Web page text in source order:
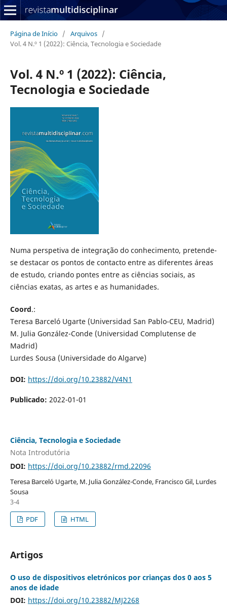
Página de Início / Arquivos /
Vol. 4 N.º 1 (2022): Ciência, Tecnologia e Sociedade
Vol. 4 N.º 1 (2022): Ciência,
Tecnologia e Sociedade
Numa perspetiva de integração do conhecimento, pretende-
se destacar os pontos de contacto entre as diferentes áreas
de estudo, criando pontes entre as ciências sociais, as
ciências exatas, as artes e as humanidades.
Coord.:
Teresa Barceló Ugarte (Universidad San Pablo-CEU, Madrid)
M. Julia González-Conde (Universidad Complutense de
Madrid)
Lurdes Sousa (Universidade do Algarve)
DOI: https://doi.org/10.23882/V4N1
Publicado: 2022-01-01
Ciência, Tecnologia e Sociedade
Nota Introdutória
DOI: https://doi.org/10.23882/rmd.22096
Teresa Barceló Ugarte, M. Julia González-Conde, Francisco Gil, Lurdes
Sousa
3-4
PDF
HTML
Artigos
O uso de dispositivos eletrónicos por crianças dos 0 aos 5
anos de idade
DOI: https://doi.org/10.23882/MJ2268